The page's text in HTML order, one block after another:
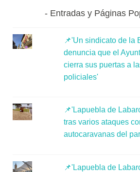
Entradas y Páginas
📌'Un sindicato de la
denuncia que el
cierra sus puertas a
policiales'
📌'Lapuebla de
tras varios ataques
autocaravanas del
📌'Lapuebla de